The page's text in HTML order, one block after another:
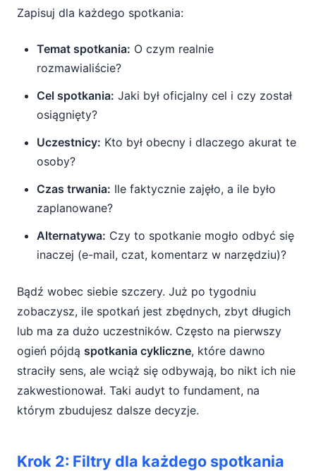
Zapisuj dla każdego spotkania:
Temat spotkania: O czym realnie
rozmawialiście?
Cel spotkania: Jaki był oficjalny cel i czy został
osiągnięty?
Uczestnicy: Kto był obecny i dlaczego akurat te
osoby?
Czas trwania: Ile faktycznie zajęło, a ile było
zaplanowane?
Alternatywa: Czy to spotkanie mogło odbyć się
inaczej (e-mail, czat, komentarz w narzędziu)?
Bądź wobec siebie szczery. Już po tygodniu
zobaczysz, ile spotkań jest zbędnych, zbyt długich
lub ma za dużo uczestników. Często na pierwszy
ogień pójdą spotkania cykliczne, które dawno
straciły sens, ale wciąż się odbywają, bo nikt ich nie
zakwestionował. Taki audyt to fundament, na
którym zbudujesz dalsze decyzje.
Krok 2: Filtry dla każdego spotkania